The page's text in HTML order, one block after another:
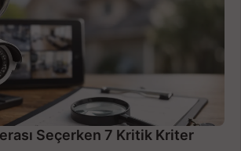
Seçerken 7 Kritik Kriter